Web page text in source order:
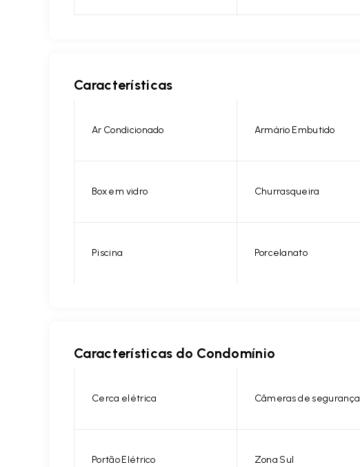
Características
Ar Condicionado Armário Embutido
Box em vidro Churrasqueira
Piscina Porcelanato
Características do Condomínio
Cerca elétrica Câmeras de segurança
Portão Elétrico Zona Sul